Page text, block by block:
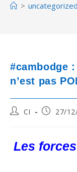
> uncategorized
#cambodge :
n’est pas
PostCI
Post27/
Les